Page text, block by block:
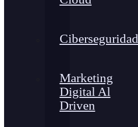
Ciberseguridad
Marketing
Digital Al
Driven